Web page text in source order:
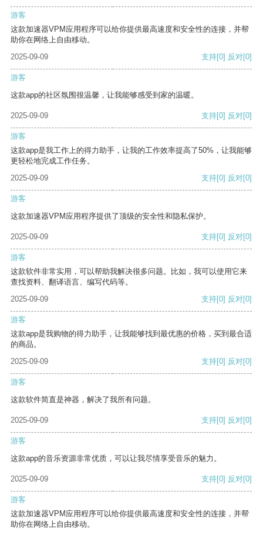
游客
这款加速器VPM应用程序可以给你提供最高速度和安全性的连接，并帮
助你在网络上自由移动。
2025-09-09
支持[0] 反对[0]
游客
这款app的社区氛围很温馨，让我能够感受到家的温暖。
2025-09-09 支持[0] 反对[0]
游客
这款app是我工作上的得力助手，让我的工作效率提高了50%，让我能够
更轻松地完成工作任务。
2025-09-09
支持[0] 反对[0]
游客
这款加速器VPM应用程序提供了顶级的安全性和隐私保护。
2025-09-09 支持[0] 反对[0]
游客
这款软件非常实用，可以帮助我解决很多问题。比如，我可以使用它来
查找资料、翻译语言、编写代码等。
2025-09-09
支持[0] 反对[0]
游客
这款app是我购物的得力助手，让我能够找到最优惠的价格，买到最合适
的商品。
2025-09-09
支持[0] 反对[0]
游客
这款软件简直是神器，解决了我所有问题。
2025-09-09 支持[0] 反对[0]
游客
这款app的音乐资源非常优质，可以让我尽情享受音乐的魅力。
2025-09-09 支持[0] 反对[0]
游客
这款加速器VPM应用程序可以给你提供最高速度和安全性的连接，并帮
助你在网络上自由移动。